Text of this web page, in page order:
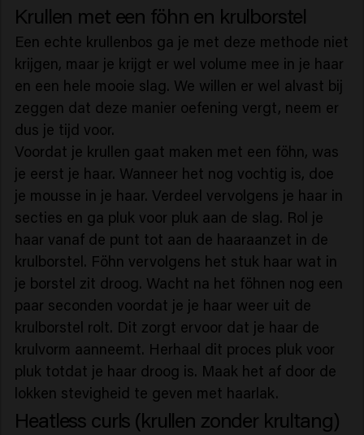
Krullen met een föhn en krulborstel
Een echte krullenbos ga je met deze methode niet
krijgen, maar je krijgt er wel volume mee in je haar
en een hele mooie slag. We willen er wel alvast bij
zeggen dat deze manier oefening vergt, neem er
dus je tijd voor.
Voordat je krullen gaat maken met een föhn, was
je eerst je haar. Wanneer het nog vochtig is, doe
je mousse in je haar. Verdeel vervolgens je haar in
secties en ga pluk voor pluk aan de slag. Rol je
haar vanaf de punt tot aan de haaraanzet in de
krulborstel. Föhn vervolgens het stuk haar wat in
je borstel zit droog. Wacht na het föhnen nog een
paar seconden voordat je je haar weer uit de
krulborstel rolt. Dit zorgt ervoor dat je haar de
krulvorm aanneemt. Herhaal dit proces pluk voor
pluk totdat je haar droog is. Maak het af door de
lokken stevigheid te geven met haarlak.
Heatless curls (krullen zonder krultang)